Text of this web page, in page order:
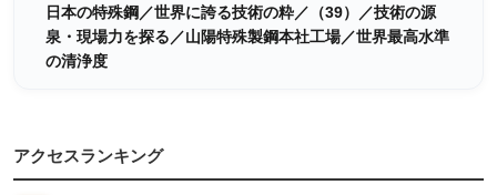
日本の特殊鋼／世界に誇る技術の粋／（39）／技術の源
泉・現場力を探る／山陽特殊製鋼本社工場／世界最高水準
の清浄度
アクセスランキング